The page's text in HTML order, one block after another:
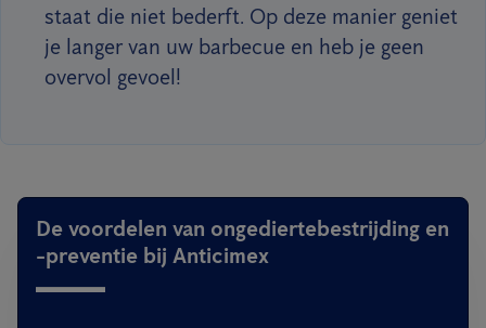
staat die niet bederft. Op deze manier geniet
je langer van uw barbecue en heb je geen
overvol gevoel!
De voordelen van ongediertebestrijding en
-preventie bij Anticimex